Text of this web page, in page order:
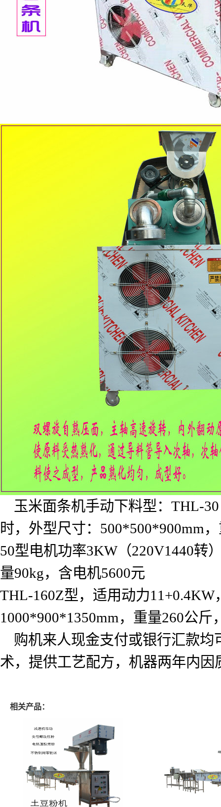
玉米面条机手动下料型： THL-30
时，外型尺寸： 500*500*900mm
50型电机功率3KW（220V1440转
量90kg，含电机5600元
THL-160Z型，适用动力11+0.4KW
1000*900*1350mm ，重量260公斤
购机来人现金支付或银行汇款
术，提供工艺配方，机器两年内
相关产品：